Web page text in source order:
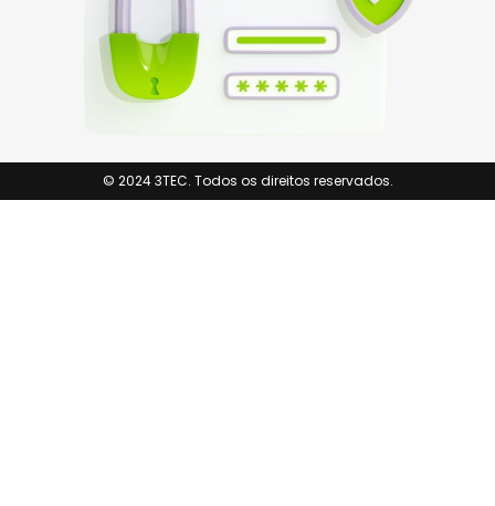
© 2024 3TEC. Todos os direitos reservados.